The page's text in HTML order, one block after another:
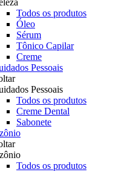
Todos os produtos
Óleo
Sérum
Tônico Capilar
Creme
Pessoais
Pessoais
Todos os produtos
Creme Dental
Sabonete
Todos os produtos